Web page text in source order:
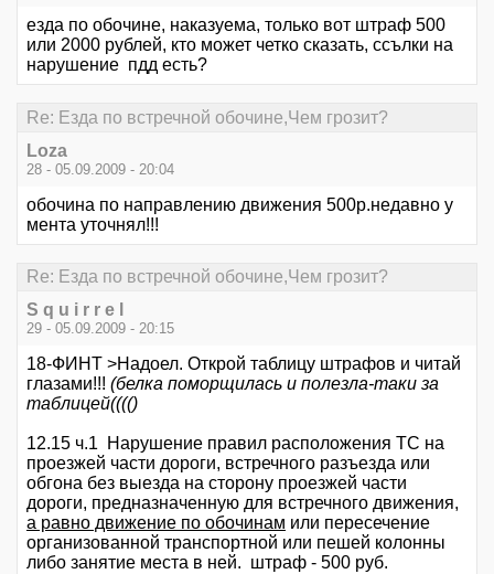
езда по обочине, наказуема, только вот штраф 500
или 2000 рублей, кто может четко сказать, ссълки на
нарушение пдд есть?
Re: Езда по встречной обочине,Чем грозит?
Loza
28 - 05.09.2009 - 20:04
обочина по направлению движения 500р.недавно у
мента уточнял!!!
Re: Езда по встречной обочине,Чем грозит?
S q u i r r e l
29 - 05.09.2009 - 20:15
18-ФИНТ >Надоел. Открой таблицу штрафов и читай
глазами!!! (белка поморщилась и полезла-таки за
таблицей(((()
12.15 ч.1 Нарушение правил расположения ТС на
проезжей части дороги, встречного разъезда или
обгона без выезда на сторону проезжей части
дороги, предназначенную для встречного движения,
а равно движение по обочинам или пересечение
организованной транспортной или пешей колонны
либо занятие места в ней. штраф - 500 руб.